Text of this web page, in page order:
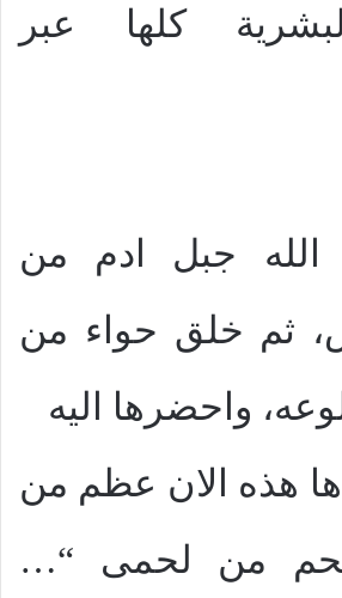
كلها عبر
الله جبل ادم من
ثم خلق حواء من
واحضرها اليه
هذه الان عظم من
من لحمى “…